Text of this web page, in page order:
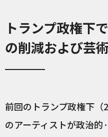
トランプ政権下
の削減および芸
前回のトランプ政権下（
のアーティストが政治